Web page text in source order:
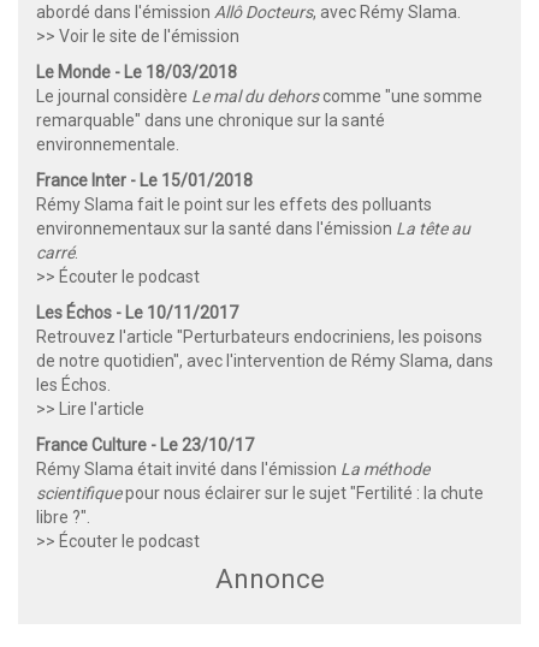
abordé dans l'émission Allô Docteurs, avec Rémy Slama.
>> Voir le site de l'émission
Le Monde - Le 18/03/2018
Le journal considère Le mal du dehorscomme "une somme
remarquable" dans une chronique sur la santé
environnementale.
France Inter - Le 15/01/2018
Rémy Slama fait le point sur les effets des polluants
environnementaux sur la santé dans l'émission La tête au
carré.
>> Écouter le podcast
Les Échos - Le 10/11/2017
Retrouvez l'article "Perturbateurs endocriniens, les poisons
de notre quotidien", avec l'intervention de Rémy Slama, dans
les Échos.
>>
Lire l'article
France Culture - Le 23/10/17
Rémy Slama était invité dans l'émission La méthode
scientifiquepour nous éclairer sur le sujet "Fertilité : la chute
libre ?".
>> Écouter le podcast
Annonce